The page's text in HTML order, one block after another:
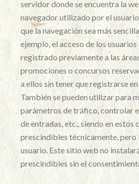
servidor donde se encuentra la
navegador utilizado por el
que la navegación sea más
ejemplo, el acceso de los usuarios
registrado previamente a las
promociones o concursos
a ellos sin tener que registrarse
También se pueden utilizar para
parámetros de tráfico, controlar
de entradas, etc., siendo en estos
prescindibles técnicamente, pero
usuario. Este sitio web no
prescindibles sin el